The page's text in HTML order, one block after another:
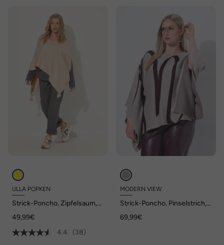
ULLA POPKEN
Strick-Poncho, Zipfelsaum,
ärmellos
49,99€
4.4
(38)
MODERN VIEW
Strick-Poncho, Pinselstrich,
69,99€